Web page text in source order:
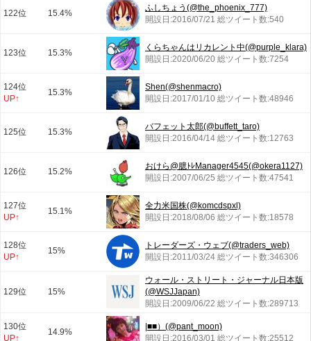
122位 15.4%
ふしちょう(@the_phoenix_777)
開設日:2016/07/21 総ツイート数:540
123位 15.3%
くらちゃんはリカレント中(@purple_klara)
開設日:2020/06/20 総ツイート数:7254
124位
UP↑
15.3%
Shen(@shenmacro)
開設日:2017/01/10 総ツイート数:48946
125位 15.3%
バフェット太郎(@buffett_taro)
開設日:2016/04/14 総ツイート数:12763
126位 15.2%
おけら@臆ﾄﾚManager4545(@okera1127)
開設日:2007/06/25 総ツイート数:47541
127位
UP↑
15.1%
全力米国株(@komcdspxl)
開設日:2018/08/06 総ツイート数:18578
128位
UP↑
15%
トレーダーズ・ウェブ(@traders_web)
開設日:2011/03/24 総ツイート数:346306
129位 15%
ウォール・ストリート・ジャーナル日本版
(@WSJJapan)
開設日:2009/06/22 総ツイート数:289713
130位
UP↑
14.9%
|■■）(@pant_moon)
開設日:2016/03/01 総ツイート数:25512